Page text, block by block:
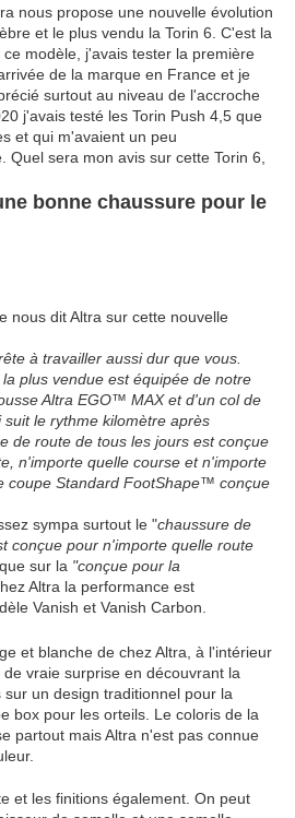
nous propose une nouvelle évolution
et le plus vendu la Torin 6. C'est la
modèle, j'avais tester la première
de la marque en France et je
surtout au niveau de l'accroche
j'avais testé les Torin Push 4,5 que
et qui m'avaient un peu
Quel sera mon avis sur cette Torin 6,
bonne chaussure pour le
nous dit Altra sur cette nouvelle
à travailler aussi dur que vous.
plus vendue est équipée de notre
Altra EGO™ MAX et d'un col de
le rythme kilomètre après
de route de tous les jours est conçue
n'importe quelle course et n'importe
coupe Standard FootShape™ conçue
sympa surtout le "chaussure de
conçue pour n'importe quelle route
sur la "conçue pour la
Altra la performance est
Vanish et Vanish Carbon.
et blanche de chez Altra, à l'intérieur
vraie surprise en découvrant la
un design traditionnel pour la
box pour les orteils. Le coloris de la
partout mais Altra n'est pas connue
et les finitions également. On peut